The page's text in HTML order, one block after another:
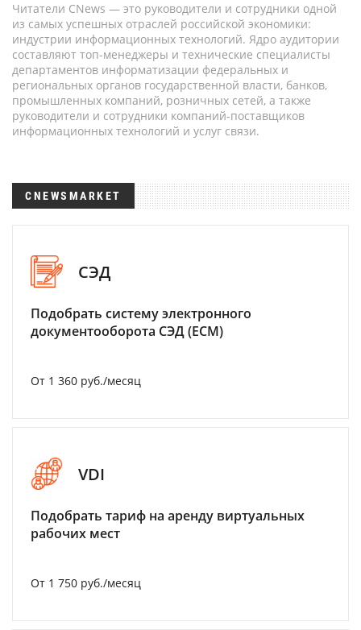
Читатели CNews — это руководители и сотрудники одной
из самых успешных отраслей российской экономики:
индустрии информационных технологий. Ядро аудитории
составляют топ-менеджеры и технические специалисты
департаментов информатизации федеральных и
региональных органов государственной власти, банков,
промышленных компаний, розничных сетей, а также
руководители и сотрудники компаний-поставщиков
информационных технологий и услуг связи.
CNEWSMARKET
СЭД
Подобрать систему электронного
документооборота СЭД (ECM)
От 1 360 руб./месяц
VDI
Подобрать тариф на аренду виртуальных
рабочих мест
От 1 750 руб./месяц